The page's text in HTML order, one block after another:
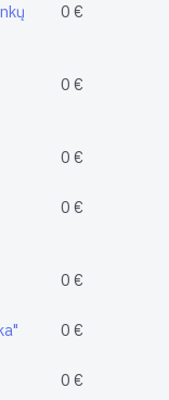
0 €
0 €
0 €
0 €
0 €
0 €
0 €